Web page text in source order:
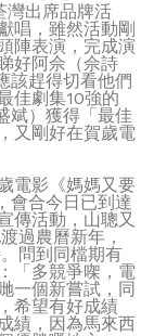
灣出席品牌活
唱，雖然活動剛
陣表演，完成演
好阿佘（佘詩
該趕得切看他們
佳劇集10強的
斌）獲得「最佳
又剛好在賀歲電
電影《媽媽又要
會合今日已到達
傳活動，山聰又
過農曆新年，
問到同檔期有
「多競爭㗎，電
一個新嘗試，同
希望有好成績
績，因為馬來西